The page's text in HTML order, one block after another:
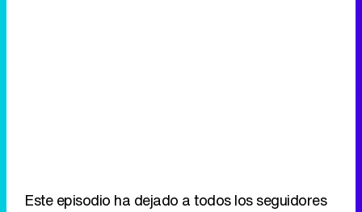
Este episodio ha dejado a todos los seguidores